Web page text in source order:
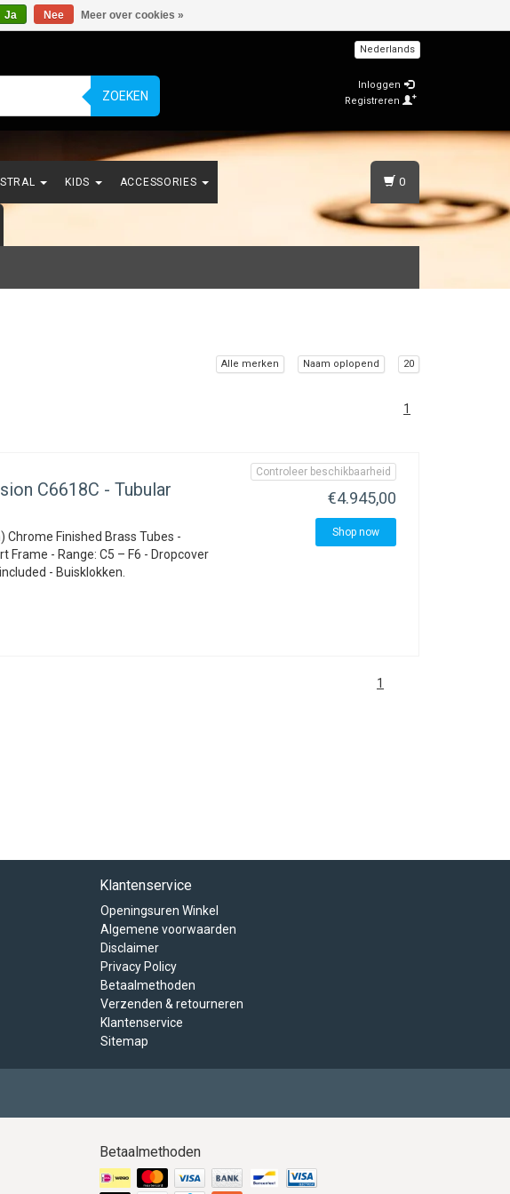
ZOEKEN
Nederlands
Inloggen
Registreren
KIDS ACCESSORIES 0
Alle merken Naam oplopend 20
1
C6618C - Tubular
Chrome Finished Brass Tubes -
Frame - Range: C5 – F6 - Dropcover
- Buisklokken.
Controleer beschikbaarheid
€4.945,00
Shop now
1
Klantenservice
Openingsuren Winkel
Algemene voorwaarden
Disclaimer
Privacy Policy
Betaalmethoden
Verzenden & retourneren
Klantenservice
Sitemap
Betaalmethoden
Ja Nee Meer over cookies »